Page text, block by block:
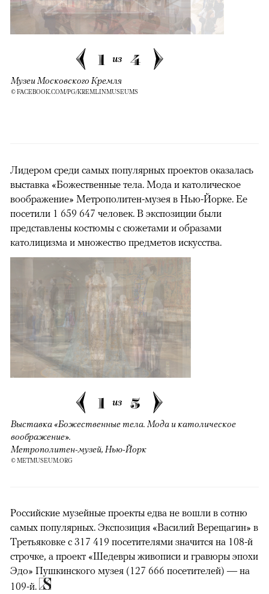
1 из 4
Музеи Московского Кремля
© FACEBOOK.COM/PG/KREMLINMUSEUMS
Лидером среди самых популярных проектов оказалась
выставка «Божественные тела. Мода и католическое
воображение» Метрополитен-музея в Нью-Йорке. Ее
посетили 1 659 647 человек. В экспозиции были
представлены костюмы с сюжетами и образами
католицизма и множество предметов искусства.
1 из 5
Выставка «Божественные тела. Мода и католическое
воображение».
Метрополитен-музей, Нью-Йорк
© METMUSEUM.ORG
Российские музейные проекты едва не вошли в сотню
самых популярных. Экспозиция «Василий Верещагин» в
Третьяковке с 317 419 посетителями значится на 108-й
строчке, а проект «Шедевры живописи и гравюры эпохи
Эдо» Пушкинского музея (127 666 посетителей) — на
109-й.